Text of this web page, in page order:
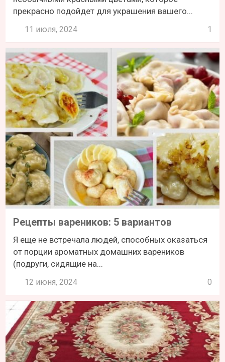
прекрасно подойдет для украшения вашего...
11 июля, 2024 1
Рецепты вареников: 5 вариантов
Я еще не встречала людей, способных оказаться
от порции ароматных домашних вареников
(подруги, сидящие на...
12 июня, 2024 0